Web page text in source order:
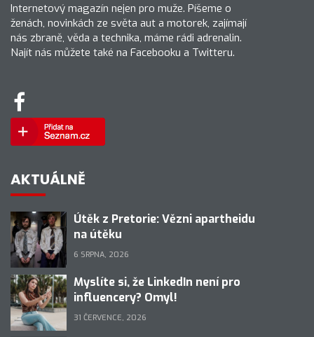
Internetový magazín nejen pro muže. Píšeme o
ženách, novinkách ze světa aut a motorek, zajímají
nás zbraně, věda a technika, máme rádi adrenalin.
Najít nás můžete také na Facebooku a Twitteru.
AKTUÁLNĚ
Útěk z Pretorie: Vězni apartheidu
na útěku
6 SRPNA, 2026
Myslíte si, že LinkedIn není pro
influencery? Omyl!
31 ČERVENCE, 2026